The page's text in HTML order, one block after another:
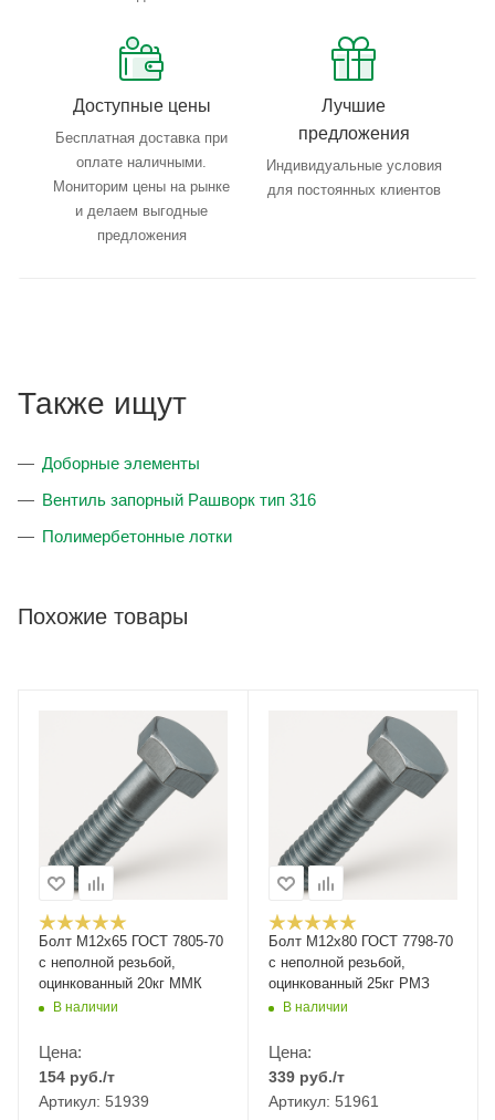
Доступные цены
Бесплатная доставка при
оплате наличными.
Мониторим цены на рынке
и делаем выгодные
предложения
Лучшие
предложения
Индивидуальные условия
для постоянных клиентов
Также ищут
Доборные элементы
Вентиль запорный Рашворк тип 316
Полимербетонные лотки
Похожие товары
Болт М12x65 ГОСТ 7805-70
с неполной резьбой,
оцинкованный 20кг ММК
В наличии
Цена:
154 руб./т
Артикул: 51939
Болт М12x80 ГОСТ 7798-70
с неполной резьбой,
оцинкованный 25кг РМЗ
В наличии
Цена:
339 руб./т
Артикул: 51961